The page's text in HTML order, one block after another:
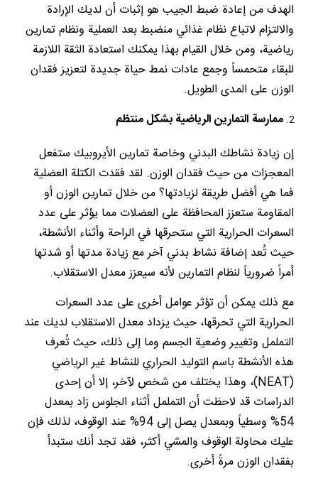
الهدف من إعادة ضبط الجيب هو إثبات أن لديك الإرادة
والالتزام لاتباع نظام غذائي منضبط بعد العملية ونظام تمارين
رياضية، ومن خلال القيام بهذا يمكنك استعادة الثقة اللازمة
للبقاء متحمساً وجمع عادات نمط حياة جديدة لتعزيز فقدان
الوزن على المدى الطويل.
ممارسة التمارين الرياضية بشكل منتظم
إن زيادة نشاطك البدني وخاصة تمارين الأيروبيك ستفعل
المعجزات من حيث فقدان الوزن. لقد فقدت الكتلة العضلية
فما هي أفضل طريقة لزيادتها؟ من خلال تمارين الوزن أو
المقاومة ستعزز المحافظة على العضلات مما يؤثر على عدد
السعرات الحرارية التي ستحرقها في الراحة وأثناء الأنشطة،
حيث تُعد إضافة نشاط بدني آخر مع زيادة مدتها أو شدتها
أمراً ضرورياً لنظام التمارين لأنه سيعزز معدل الاستقلاب.
مع ذلك يمكن أن تؤثر عوامل أخرى على عدد السعرات
الحرارية التي تحرقها، حيث يزداد معدل الاستقلاب لديك عند
التململ وتغيير وضعية الجسم وما إلى ذلك، حيث تُعرف
هذه الأنشطة باسم التوليد الحراري للنشاط غير الرياضي
(NEAT)، وهذا يختلف من شخص لآخر، إلا أن إحدى
الدراسات قد لاحظت أن التململ أثناء الجلوس زاد بمعدل
54% وسطياً وبمعدل يصل إلى 94% عند الوقوف، لذلك فإن
عليك محاولة الوقوف والمشي أكثر، فقد تجد أنك ستبدأ
بفقدان الوزن مرةً أخرى.